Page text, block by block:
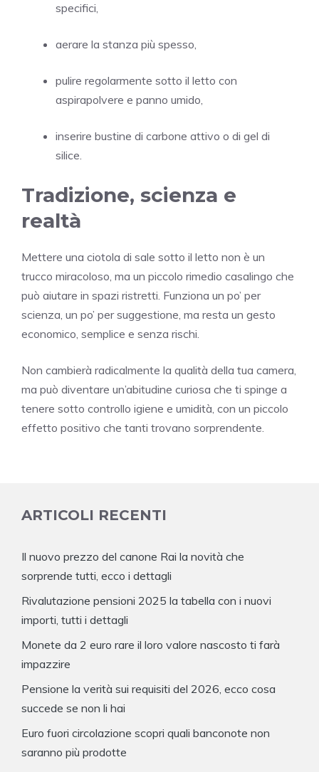
specifici,
aerare la stanza più spesso,
pulire regolarmente sotto il letto con
aspirapolvere e panno umido,
inserire bustine di carbone attivo o di gel di
silice.
Tradizione, scienza e
realtà
Mettere una ciotola di sale sotto il letto non è un
trucco miracoloso, ma un piccolo rimedio casalingo che
può aiutare in spazi ristretti. Funziona un po’ per
scienza, un po’ per suggestione, ma resta un gesto
economico, semplice e senza rischi.
Non cambierà radicalmente la qualità della tua camera,
ma può diventare un’abitudine curiosa che ti spinge a
tenere sotto controllo igiene e umidità, con un piccolo
effetto positivo che tanti trovano sorprendente.
ARTICOLI RECENTI
Il nuovo prezzo del canone Rai la novità che
sorprende tutti, ecco i dettagli
Rivalutazione pensioni 2025 la tabella con i nuovi
importi, tutti i dettagli
Monete da 2 euro rare il loro valore nascosto ti farà
impazzire
Pensione la verità sui requisiti del 2026, ecco cosa
succede se non li hai
Euro fuori circolazione scopri quali banconote non
saranno più prodotte